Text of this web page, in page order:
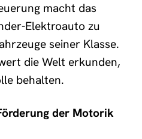
macht das
Elektroauto zu
seiner Klasse.
die Welt erkunden,
behalten.
der Motorik